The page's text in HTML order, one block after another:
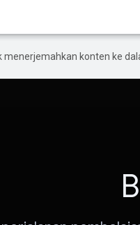
konten ke